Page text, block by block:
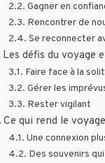
Gagner en
Rencontrer de
Se reconnecter
Les défis du voyage
Faire face à la
Gérer les
Rester vigilant
Ce qui rend le
Une connexion
Des souvenirs